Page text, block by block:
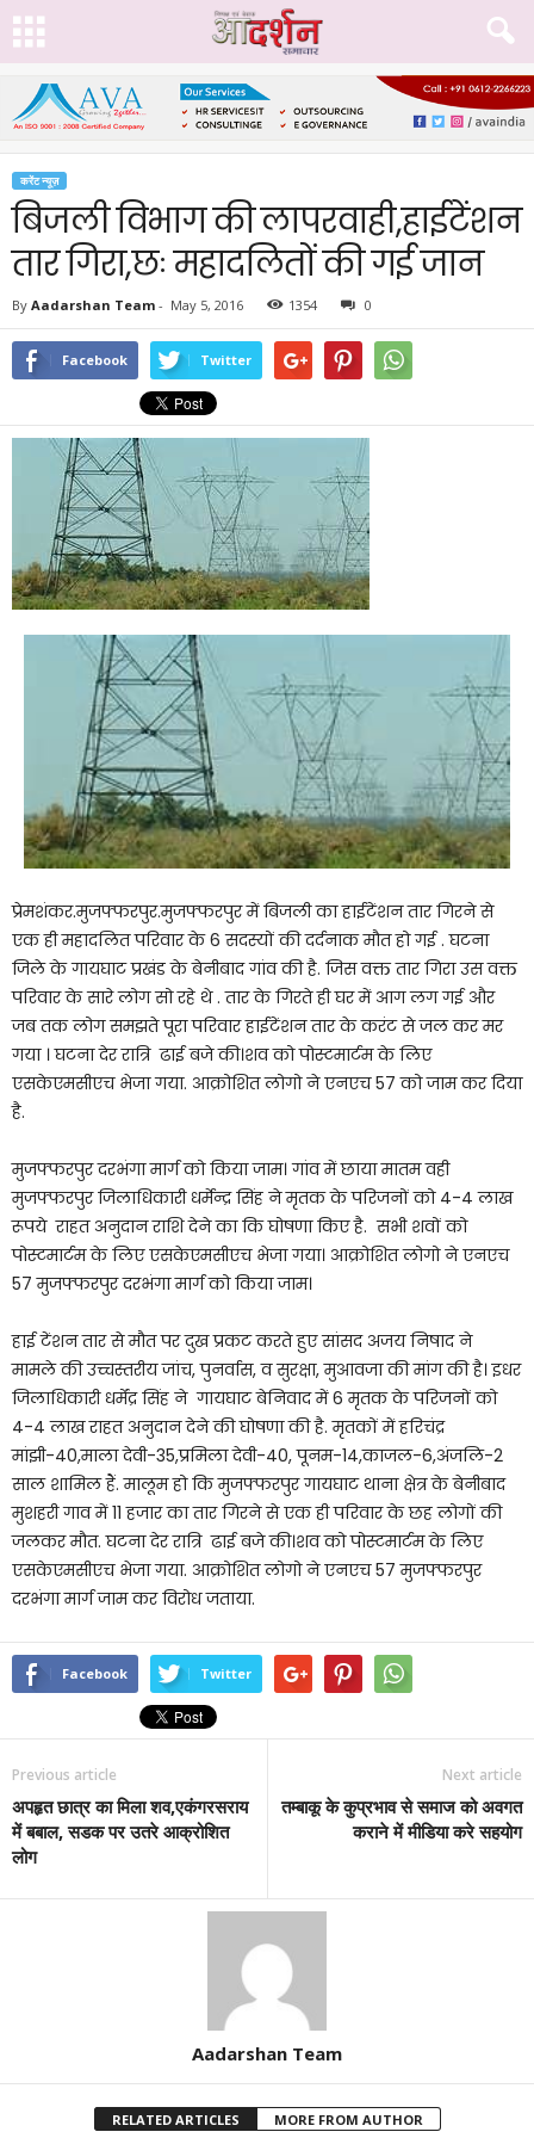
करेंट न्यूज़
बिजली विभाग की लापरवाही,हाईटेंशन
तार गिरा,छः महादलितों की गई जान
By Aadarshan Team - May 5, 2016 1354 0
Facebook Twitter
प्रेमशंकर.मुजफ्फरपुर.मुजफ्फरपुर में बिजली का हाईटेंशन तार गिरने से
एक ही महादलित परिवार के 6 सदस्यों की दर्दनाक मौत हो गई . घटना
जिले के गायघाट प्रखंड के बेनीबाद गांव की है. जिस वक्त तार गिरा उस वक्त
परिवार के सारे लोग सो रहे थे . तार के गिरते ही घर में आग लग गई और
जब तक लोग समझते पूरा परिवार हाईटेंशन तार के करंट से जल कर मर
गया । घटना देर रात्रि ढाई बजे की।शव को पोस्टमार्टम के लिए
एसकेएमसीएच भेजा गया. आक्रोशित लोगो ने एनएच 57 को जाम कर दिया
है.
मुजफ्फरपुर दरभंगा मार्ग को किया जाम। गांव में छाया मातम वही
मुजफ्फरपुर जिलाधिकारी धर्मेन्द्र सिंह ने मृतक के परिजनों को 4-4 लाख
रूपये राहत अनुदान राशि देने का कि घोषणा किए है. सभी शवों को
पोस्टमार्टम के लिए एसकेएमसीएच भेजा गया। आक्रोशित लोगो ने एनएच
57 मुजफ्फरपुर दरभंगा मार्ग को किया जाम।
हाई टेंशन तार से मौत पर दुख प्रकट करते हुए सांसद अजय निषाद ने
मामले की उच्चस्तरीय जांच, पुनर्वास, व सुरक्षा, मुआवजा की मांग की है। इधर
जिलाधिकारी धर्मेंद्र सिंह ने गायघाट बेनिवाद में 6 मृतक के परिजनों को
4-4 लाख राहत अनुदान देने की घोषणा की है. मृतकों में हरिचंद्र
मांझी-40,माला देवी-35,प्रमिला देवी-40, पूनम-14,काजल-6,अंजलि-2
साल शामिल हैं. मालूम हो कि मुजफ्फरपुर गायघाट थाना क्षेत्र के बेनीबाद
मुशहरी गाव में 11 हजार का तार गिरने से एक ही परिवार के छह लोगों की
जलकर मौत. घटना देर रात्रि ढाई बजे की।शव को पोस्टमार्टम के लिए
एसकेएमसीएच भेजा गया. आक्रोशित लोगो ने एनएच 57 मुजफ्फरपुर
दरभंगा मार्ग जाम कर विरोध जताया.
Facebook Twitter
Previous article
अपहृत छात्र का मिला शव,एकंगरसराय
में बबाल, सडक पर उतरे आक्रोशित
लोग
Next article
तम्बाकू के कुप्रभाव से समाज को अवगत
कराने में मीडिया करे सहयोग
Aadarshan Team
RELATED ARTICLES MORE FROM AUTHOR